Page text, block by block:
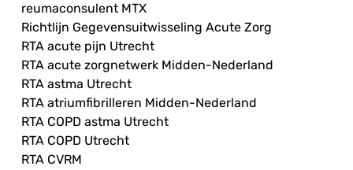
reumaconsulent MTX
Richtlijn Gegevensuitwisseling Acute Zorg
RTA acute pijn Utrecht
RTA acute zorgnetwerk Midden-Nederland
RTA astma Utrecht
RTA atriumfibrilleren Midden-Nederland
RTA COPD astma Utrecht
RTA COPD Utrecht
RTA CVRM